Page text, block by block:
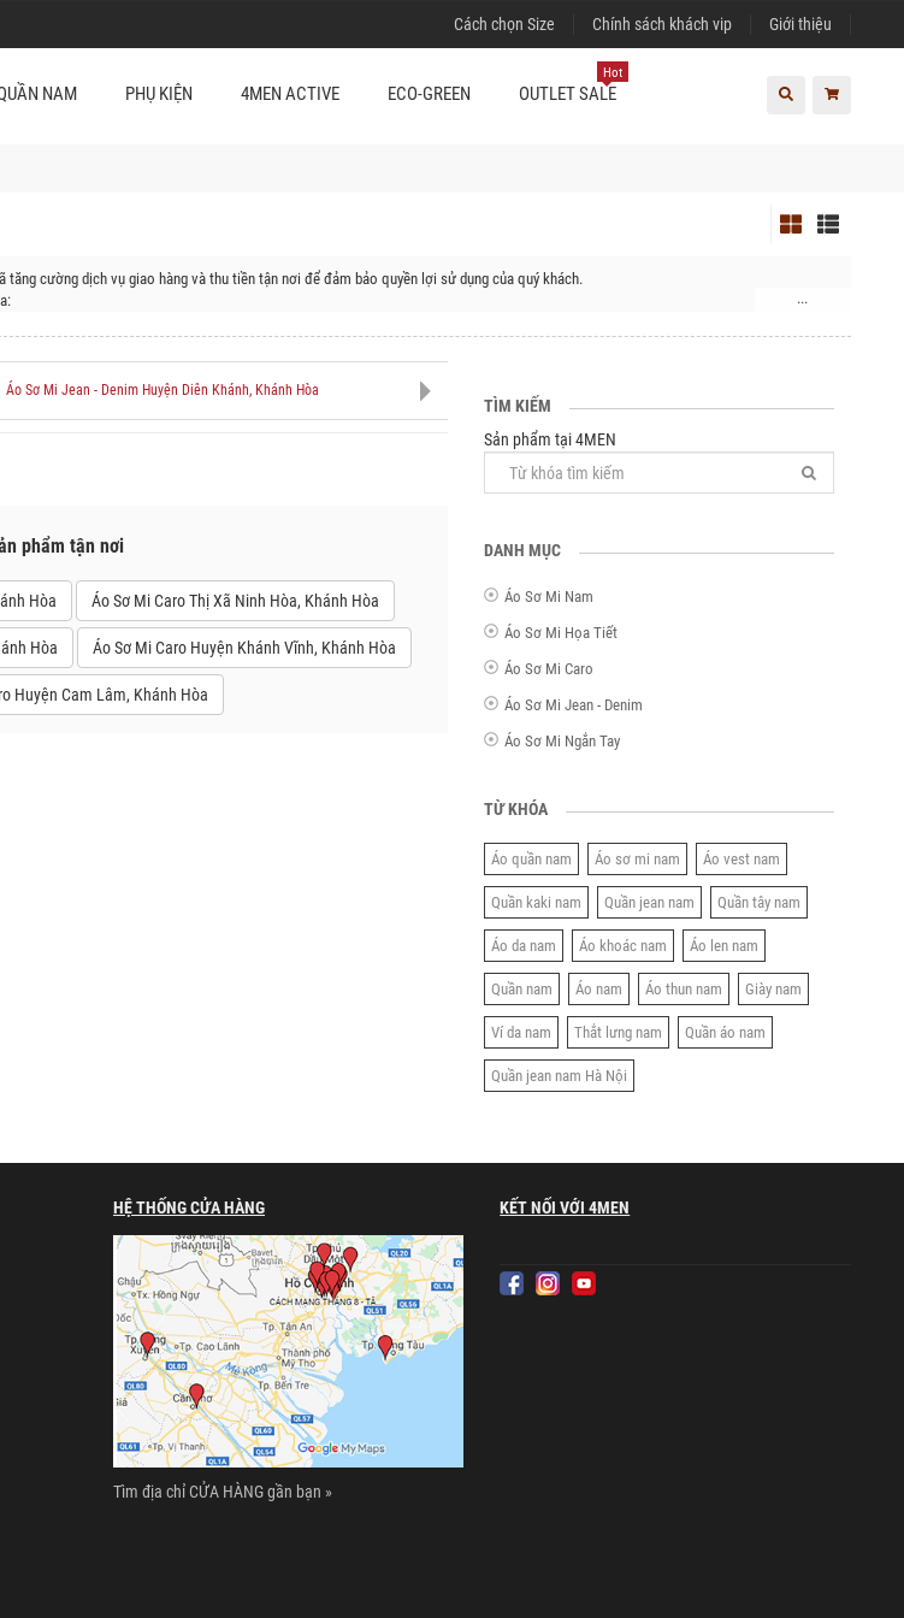
Cách chọn Size Chính sách khách vip Giới thiệu
NAM PHỤ KIỆN 4MEN ACTIVE ECO-GREEN OUTLET SALE
Hot
tăng cường dịch vụ giao hàng và thu tiền tận nơi để đảm bảo quyền lợi sử dụng của quý khách.
...
Áo Sơ Mi Jean - Denim Huyện Diên Khánh, Khánh Hòa
phẩm tận nơi
Hòa Áo Sơ Mi Caro Thị Xã Ninh Hòa, Khánh Hòa
Hòa Áo Sơ Mi Caro Huyện Khánh Vĩnh, Khánh Hòa
Huyện Cam Lâm, Khánh Hòa
TÌM KIẾM
Sản phẩm tại 4MEN
DANH MỤC
Áo Sơ Mi Nam
Áo Sơ Mi Họa Tiết
Áo Sơ Mi Caro
Áo Sơ Mi Jean - Denim
Áo Sơ Mi Ngắn Tay
TỪ KHÓA
Áo quần nam Áo sơ mi nam Áo vest nam
Quần kaki nam Quần jean nam Quần tây nam
Áo da nam Áo khoác nam Áo len nam
Quần nam Áo nam Áo thun nam Giày nam
Ví da nam Thắt lưng nam Quần áo nam
Quần jean nam Hà Nội
HỆ THỐNG CỬA HÀNG
Tìm địa chỉ CỬA HÀNG gần bạn »
KẾT NỐI VỚI 4MEN